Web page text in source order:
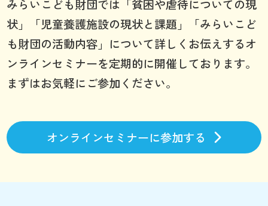
みらいこども財団では「貧困や虐待についての現
状」「児童養護施設の現状と課題」「みらいこど
も財団の活動内容」について詳しくお伝えするオ
ンラインセミナーを定期的に開催しております。
まずはお気軽にご参加ください。
オンラインセミナーに参加する